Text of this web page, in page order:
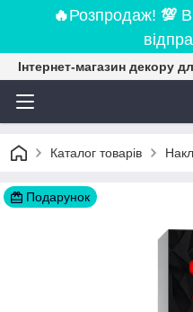
🔥Розпродаж! 💯
Інтернет-магазин декору
Каталог товарів
Подарунок